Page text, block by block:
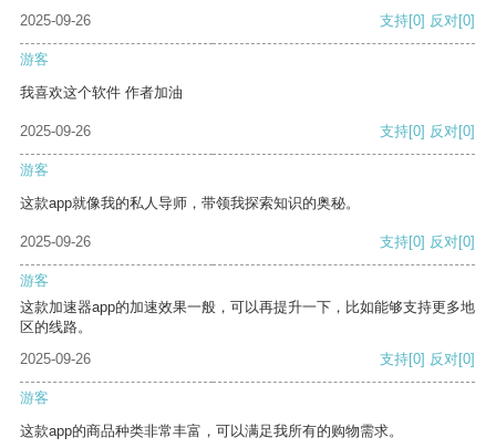
2025-09-26
支持[0] 反对[0]
游客
我喜欢这个软件 作者加油
2025-09-26 支持[0] 反对[0]
游客
这款app就像我的私人导师，带领我探索知识的奥秘。
2025-09-26 支持[0] 反对[0]
游客
这款加速器app的加速效果一般，可以再提升一下，比如能够支持更多地
区的线路。
2025-09-26
支持[0] 反对[0]
游客
这款app的商品种类非常丰富，可以满足我所有的购物需求。